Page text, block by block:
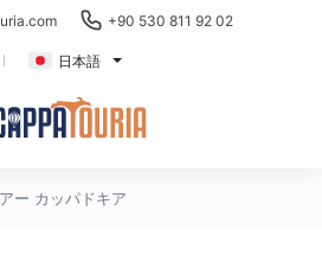
+90 530 811 92 02
日本語
ー カッパドキア